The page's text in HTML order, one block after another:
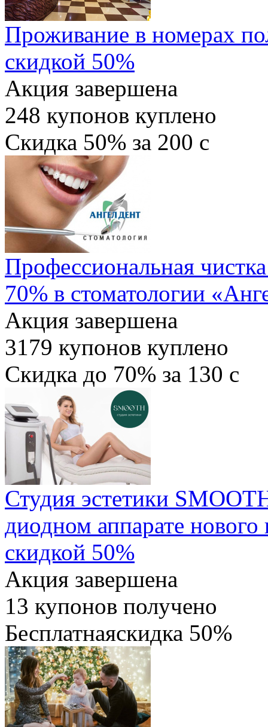
Проживание в номерах
скидкой 50%
Акция завершена
248 купонов куплено
Скидка 50% за 200 c
Профессиональная
70% в стоматологии
Акция завершена
3179 купонов куплено
Скидка до 70% за 130 c
Студия эстетики
диодном аппарате
скидкой 50%
Акция завершена
13 купонов получено
Бесплатнаяскидка 50%